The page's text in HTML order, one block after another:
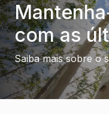
com as
Saiba mais sobre o